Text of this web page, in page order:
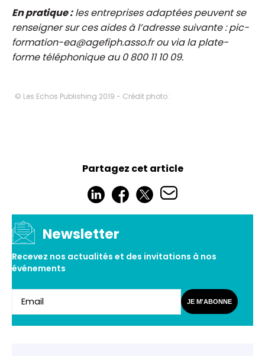
En pratique :les entreprises adaptées peuvent se
renseigner sur ces aides à l’adresse suivante : pic-
formation-ea@agefiph.asso.fr ou via la plate-
forme téléphonique au 0 800 11 10 09.
© Les Echos Publishing 2019 - Crédit photo :
Partagez cet article
Newsletter
Recevez nos actualités et des invitations à nos
événements
JE M'ABONNE